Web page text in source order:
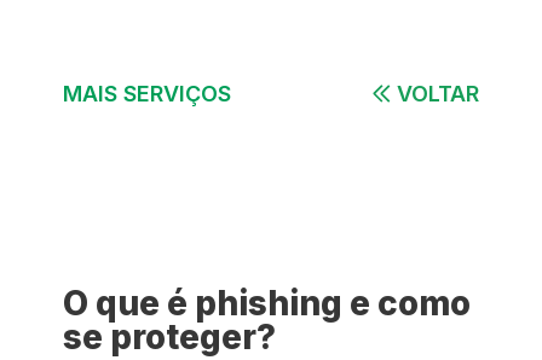
MAIS SERVIÇOS VOLTAR
O que é phishing e como
se proteger?